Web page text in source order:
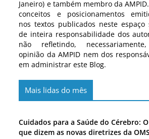
Janeiro) e também membro da
conceitos e posicionamentos
nos textos publicados neste espaço
de inteira responsabilidade dos
não refletindo,
opinião da AMPID nem dos
em administrar este Blog.
Mais lidas do mês
Cuidados para a Saúde do Cérebro: O
que dizem as novas diretrizes da